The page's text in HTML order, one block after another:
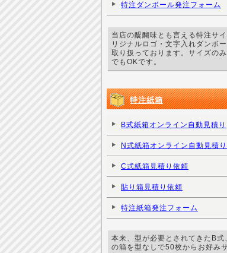
特注ダンボール発注フォーム
当店の醍醐味とも言える特注サ
リジナルロゴ・文字入れダンボ
取り扱っております。サイズの
でもOKです。
特注紙箱
B式紙箱オンライン自動見積り
N式紙箱オンライン自動見積り
C式紙箱見積り依頼
貼り箱見積り依頼
特注紙箱発注フォーム
本来、型が必要とされてきたB式
の箱を型なしで50枚からお好み